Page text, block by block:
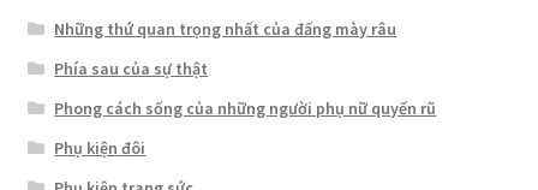
Những thứ quan trọng nhất của đấng mày râu
Phía sau của sự thật
Phong cách sống của những người phụ nữ quyến rũ
Phụ kiện đôi